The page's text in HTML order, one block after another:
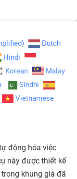
Dutch
Hindi
Korean
Malay
Sindhi
Vietnamese
động hóa việc
này được thiết kế
khung giá đã